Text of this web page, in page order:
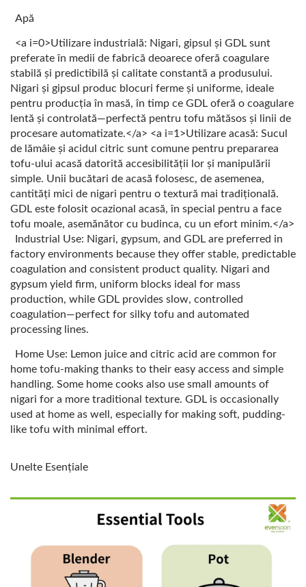
Apă
<a i=0>Utilizare industrială: Nigari, gipsul și GDL sunt
preferate în medii de fabrică deoarece oferă coagulare
stabilă și predictibilă și calitate constantă a produsului.
Nigari și gipsul produc blocuri ferme și uniforme, ideale
pentru producția în masă, în timp ce GDL oferă o coagulare
lentă și controlată—perfectă pentru tofu mătăsos și linii de
procesare automatizate.</a> <a i=1>Utilizare acasă: Sucul
de lămâie și acidul citric sunt comune pentru prepararea
tofu-ului acasă datorită accesibilității lor și manipulării
simple. Unii bucătari de acasă folosesc, de asemenea,
cantități mici de nigari pentru o textură mai tradițională.
GDL este folosit ocazional acasă, în special pentru a face
tofu moale, asemănător cu budinca, cu un efort minim.</a>
Industrial Use: Nigari, gypsum, and GDL are preferred in
factory environments because they offer stable, predictable
coagulation and consistent product quality. Nigari and
gypsum yield firm, uniform blocks ideal for mass
production, while GDL provides slow, controlled
coagulation—perfect for silky tofu and automated
processing lines.
Home Use: Lemon juice and citric acid are common for
home tofu-making thanks to their easy access and simple
handling. Some home cooks also use small amounts of
nigari for a more traditional texture. GDL is occasionally
used at home as well, especially for making soft, pudding-
like tofu with minimal effort.
Unelte Esențiale